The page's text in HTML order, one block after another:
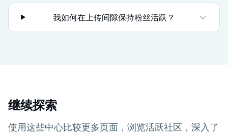
我如何在上传间隙保持粉丝活跃？
继续探索
使用这些中心比较更多页面，浏览活跃社区，深入了